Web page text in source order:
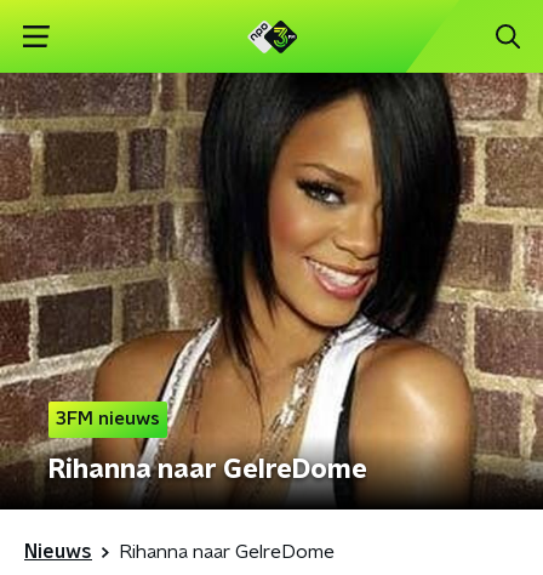
3FM nieuws
Rihanna naar GelreDome
Nieuws Rihanna naar GelreDome